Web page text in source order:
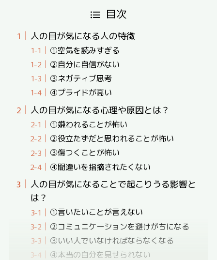
目次
人の目が気になる人の特徴
①空気を読みすぎる
②自分に自信がない
③ネガティブ思考
④プライドが高い
人の目が気になる心理や原因とは？
①嫌われることが怖い
②役立たずだと思われることが怖い
③傷つくことが怖い
④間違いを指摘されたくない
人の目が気になることで起こりうる影響と
は？
①言いたいことが言えない
②コミュニケーションを避けがちになる
③いい人でいなければならなくなる
④本当の自分を見せられない